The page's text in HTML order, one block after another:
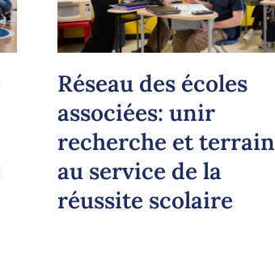
Réseau des écoles
associées: unir
recherche et terrain
au service de la
réussite scolaire